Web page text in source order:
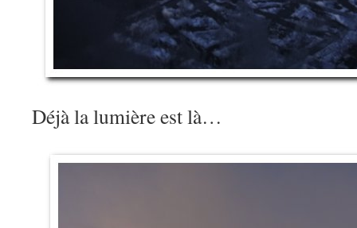
Déjà la lumière est là…